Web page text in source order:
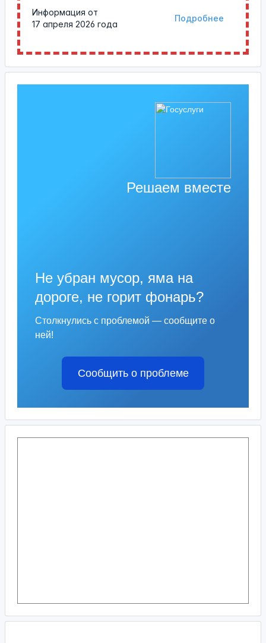
Подробнее
Информация от
17 апреля 2026 года
Решаем вместе
Не убран мусор, яма на
дороге, не горит фонарь?
Столкнулись с проблемой — сообщите о
ней!
Сообщить о проблеме